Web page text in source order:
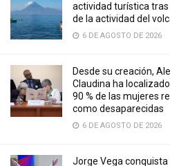
actividad turística tras
de la actividad del
6 DE AGOSTO DE 2026
Desde su creación,
Claudina ha
90 % de las mujeres
como desaparecidas
6 DE AGOSTO DE 2026
Jorge Vega conquista